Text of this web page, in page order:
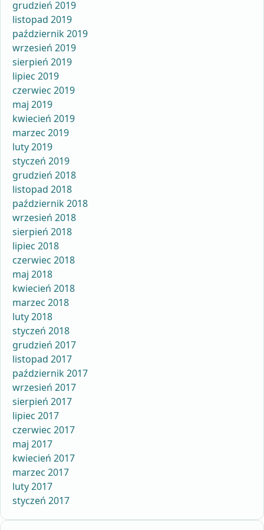
grudzień 2019
listopad 2019
październik 2019
wrzesień 2019
sierpień 2019
lipiec 2019
czerwiec 2019
maj 2019
kwiecień 2019
marzec 2019
luty 2019
styczeń 2019
grudzień 2018
listopad 2018
październik 2018
wrzesień 2018
sierpień 2018
lipiec 2018
czerwiec 2018
maj 2018
kwiecień 2018
marzec 2018
luty 2018
styczeń 2018
grudzień 2017
listopad 2017
październik 2017
wrzesień 2017
sierpień 2017
lipiec 2017
czerwiec 2017
maj 2017
kwiecień 2017
marzec 2017
luty 2017
styczeń 2017